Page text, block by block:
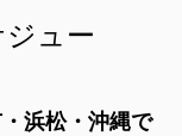
ュー
浜松・沖縄で